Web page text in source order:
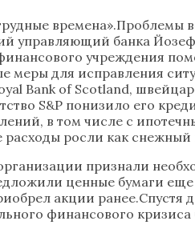
времена».Проблемы
управляющий банка
учреждения
меры для исправления
Bank of Scotland,
S&P понизило его
в том числе с
росли как
признали
ценные бумаги
акции ранее.Спустя
финансового